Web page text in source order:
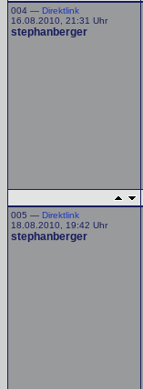
004 — Direktlink
16.08.2010, 21:31 Uhr
stephanberger
005 — Direktlink
18.08.2010, 19:42 Uhr
stephanberger